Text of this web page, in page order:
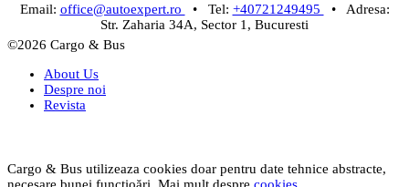
Email: office@autoexpert.ro • Tel: +40721249495
• Adresa:
Str. Zaharia 34A, Sector 1, Bucuresti
©2026 Cargo & Bus
About Us
Despre noi
Revista
Cargo & Bus utilizeaza cookies doar pentru date tehnice abstracte,
necesare bunei funcțioări. Mai mult despre cookies